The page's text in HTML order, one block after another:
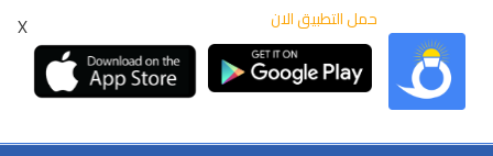
X حمل التطبيق الان